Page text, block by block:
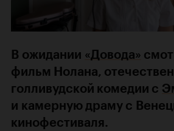
В ожидании «Довода»
фильм Нолана,
голливудской комедии с
и камерную драму с
кинофестиваля.